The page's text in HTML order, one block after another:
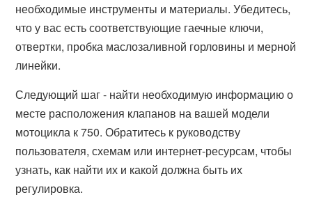
необходимые инструменты и материалы. Убедитесь,
что у вас есть соответствующие гаечные ключи,
отвертки, пробка маслозаливной горловины и мерной
линейки.
Следующий шаг - найти необходимую информацию о
месте расположения клапанов на вашей модели
мотоцикла к 750. Обратитесь к руководству
пользователя, схемам или интернет-ресурсам, чтобы
узнать, как найти их и какой должна быть их
регулировка.